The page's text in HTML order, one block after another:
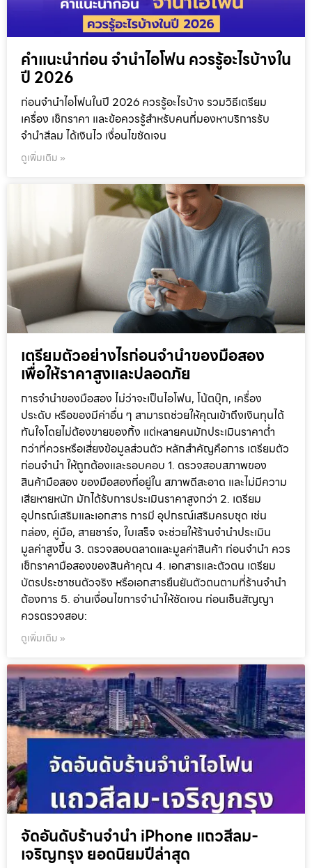
คำแนะนำก่อน จำนำไอโฟน ควรรู้อะไรบ้างใน
ปี 2026
ก่อนจำนำไอโฟนในปี 2026 ควรรู้อะไรบ้าง รวมวิธีเตรียม
เครื่อง เช็กราคา และข้อควรรู้สำหรับคนที่มองหาบริการรับ
จำนำสีลม ได้เงินไว เงื่อนไขชัดเจน
ดูเพิ่มเติม »
เตรียมตัวอย่างไรก่อนจำนำของมือสอง
เพื่อให้ราคาสูงและปลอดภัย
การจำนำของมือสอง ไม่ว่าจะเป็นไอโฟน, โน้ตบุ๊ก, เครื่อง
ประดับ หรือของมีค่าอื่น ๆ สามารถช่วยให้คุณเข้าถึงเงินทุนได้
ทันใจโดยไม่ต้องขายของทิ้ง แต่หลายคนมักประเมินราคาต่ำ
กว่าที่ควรหรือเสี่ยงข้อมูลส่วนตัว หลักสำคัญคือการ เตรียมตัว
ก่อนจำนำ ให้ถูกต้องและรอบคอบ 1. ตรวจสอบสภาพของ
สินค้ามือสอง ของมือสองที่อยู่ใน สภาพดีสะอาด และไม่มีความ
เสียหายหนัก มักได้รับการประเมินราคาสูงกว่า 2. เตรียม
อุปกรณ์เสริมและเอกสาร การมี อุปกรณ์เสริมครบชุด เช่น
กล่อง, คู่มือ, สายชาร์จ, ใบเสร็จ จะช่วยให้ร้านจำนำประเมิน
มูลค่าสูงขึ้น 3. ตรวจสอบตลาดและมูลค่าสินค้า ก่อนจำนำ ควร
เช็กราคามือสองของสินค้าคุณ 4. เอกสารและตัวตน เตรียม
บัตรประชาชนตัวจริง หรือเอกสารยืนยันตัวตนตามที่ร้านจำนำ
ต้องการ 5. อ่านเงื่อนไขการจำนำให้ชัดเจน ก่อนเซ็นสัญญา
ควรตรวจสอบ:
ดูเพิ่มเติม »
จัดอันดับร้านจำนำ iPhone แถวสีลม-
เจริญกรุง ยอดนิยมปีล่าสุด